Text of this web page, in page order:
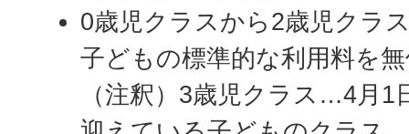
0歳児クラスから2歳児クラ
子どもの標準的な利用料を
（注釈）3歳児クラス…4月1